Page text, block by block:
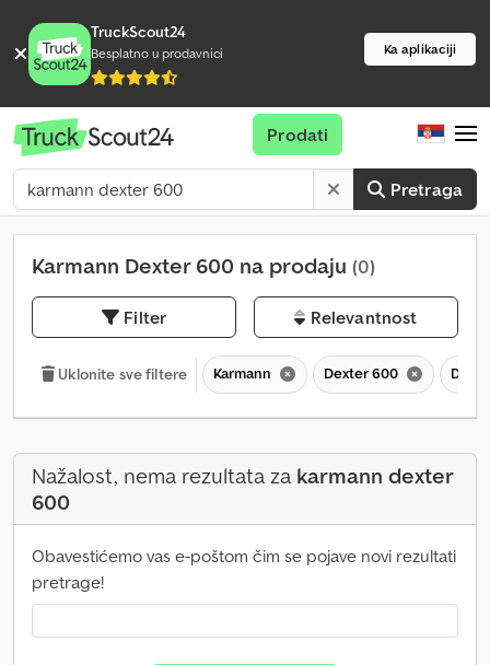
TruckScout24
Besplatno u prodavnici Ka aplikaciji
Pretraga
Prodati
Karmann Dexter 600 na prodaju (0)
Filter Relevantnost
Uklonite sve filtere Karmann Dexter 600
Nažalost, nema rezultata zakarmann dexter
600
Obavestićemo vas e-poštom čim se pojave novi rezultati
pretrage!